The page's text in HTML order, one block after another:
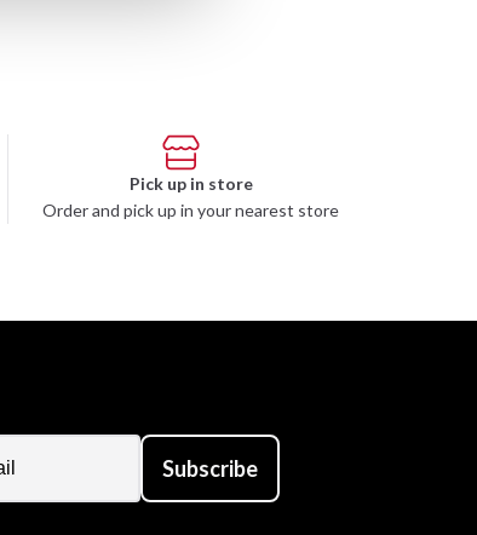
Pick up in store
Order and pick up in your nearest store
Subscribe